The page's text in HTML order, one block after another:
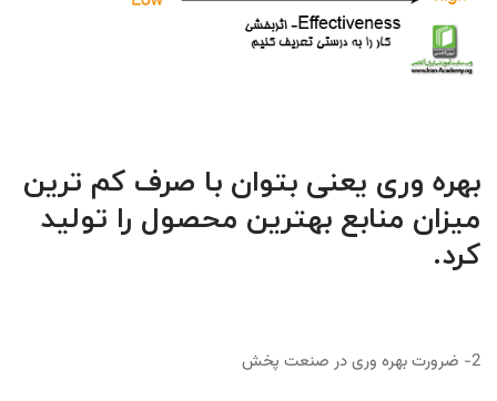
بهره وری یعنی بتوان با صرف کم ترین
میزان منابع بهترین محصول را تولید
کرد.
2- ضرورت بهره وری در صنعت پخش